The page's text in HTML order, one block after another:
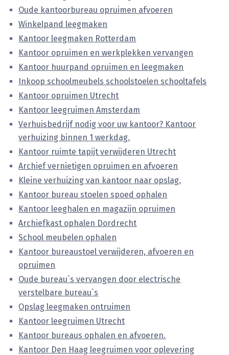
Oude kantoorbureau opruimen afvoeren
Winkelpand leegmaken
Kantoor leegmaken Rotterdam
Kantoor opruimen en werkplekken vervangen
Kantoor huurpand opruimen en leegmaken
Inkoop schoolmeubels schoolstoelen schooltafels
Kantoor opruimen Utrecht
Kantoor leegruimen Amsterdam
Verhuisbedrijf nodig voor uw kantoor? Kantoor
verhuizing binnen 1 werkdag.
Kantoor ruimte tapijt verwijderen Utrecht
Archief vernietigen opruimen en afvoeren
Kleine verhuizing van kantoor naar opslag.
Kantoor bureau stoelen spoed ophalen
Kantoor leeghalen en magazijn opruimen
Archiefkast ophalen Dordrecht
School meubelen ophalen
Kantoor bureaustoel verwijderen, afvoeren en
opruimen
Oude bureau`s vervangen door electrische
verstelbare bureau`s
Opslag leegmaken ontruimen
Kantoor leegruimen Utrecht
Kantoor bureaus ophalen en afvoeren.
Kantoor Den Haag leegruimen voor oplevering